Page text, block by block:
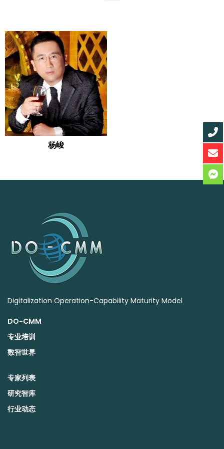
杨峻
Digitalization Operation-Capability Maturity Model
DO-CMM
专业培训
数智世界
专家列表
研究智库
行业动态